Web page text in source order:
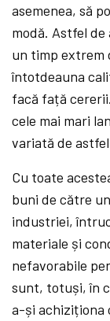
asemenea, să
modă. Astfel
un timp extrem
întotdeauna
facă față
cele mai mari
variată de
Cu toate
buni de către
industriei,
materiale și
nefavorabile
sunt, totuși, în
a-și achiziționa